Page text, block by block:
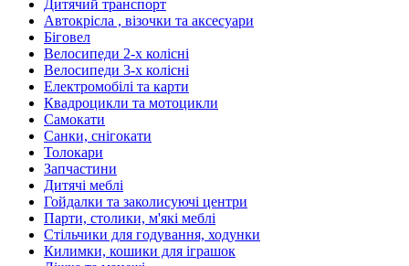
Дитячий транспорт
Автокрісла , візочки та аксесуари
Біговел
Велосипеди 2-х колісні
Велосипеди 3-х колісні
Електромобілі та карти
Квадроцикли та мотоцикли
Самокати
Санки, снігокати
Толокари
Запчастини
Дитячі меблі
Гойдалки та заколисуючі центри
Парти, столики, м'які меблі
Стільчики для годування, ходунки
Килимки, кошики для іграшок